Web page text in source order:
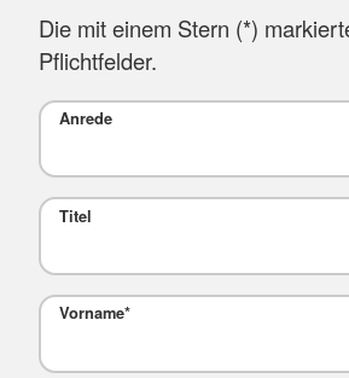
Die mit einem Stern (*)
Pflichtfelder.
Anrede
Titel
Vorname*